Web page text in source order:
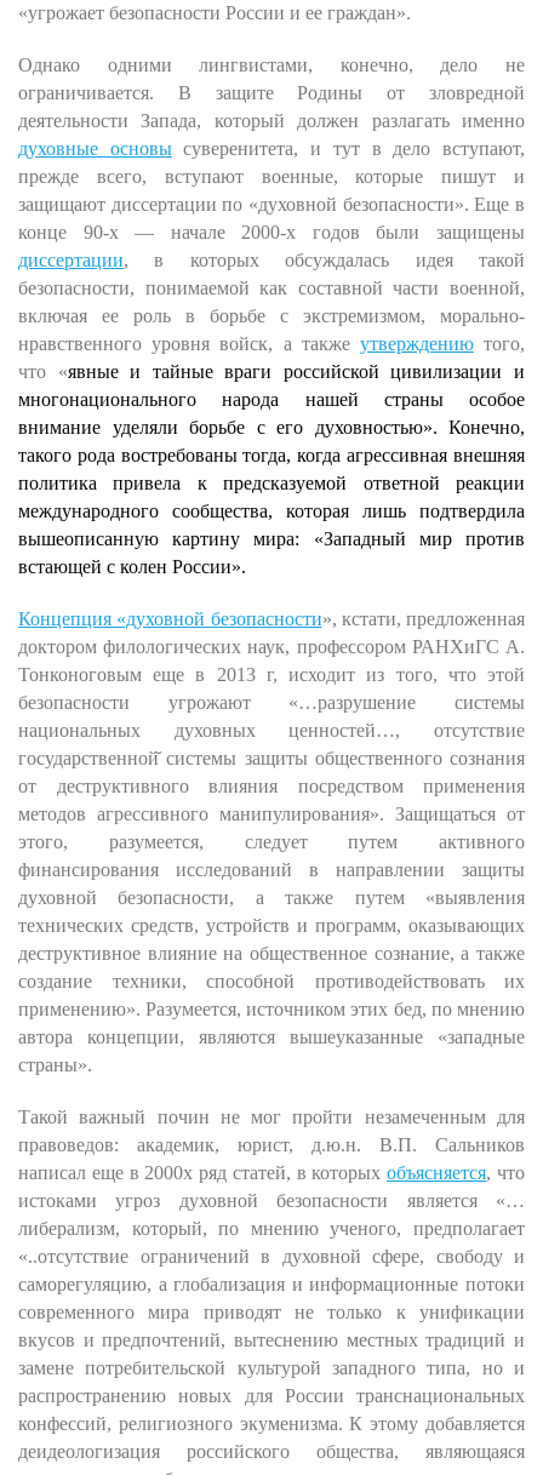
«угрожает безопасности России и ее граждан».
Однако одними лингвистами, конечно, дело не
ограничивается. В защите Родины от зловредной
деятельности Запада, который должен разлагать именно
духовные основысуверенитета, и тут в дело вступают,
прежде всего, вступают военные, которые пишут и
защищают диссертации по «духовной безопасности». Еще в
конце 90-х — начале 2000-х годов были защищены
диссертации, в которых обсуждалась идея такой
безопасности, понимаемой как составной части военной,
включая ее роль в борьбе с экстремизмом, морально-
нравственного уровня войск, а также утверждениютого,
что «явные и тайные враги российской цивилизации и
многонационального народа нашей страны особое
внимание уделяли борьбе с его духовностью». Конечно,
такого рода востребованы тогда, когда агрессивная внешняя
политика привела к предсказуемой ответной реакции
международного сообщества, которая лишь подтвердила
вышеописанную картину мира: «Западный мир против
встающей с колен России».
Концепция «духовной безопасности», кстати, предложенная
доктором филологических наук, профессором РАНХиГС А.
Тонконоговым еще в 2013 г, исходит из того, что этой
безопасности угрожают «…разрушение системы
национальных духовных ценностей…, отсутствие
государственной̆ системы защиты общественного сознания
от деструктивного влияния посредством применения
методов агрессивного манипулирования». Защищаться от
этого, разумеется, следует путем активного
финансирования исследований в направлении защиты
духовной безопасности, а также путем «выявления
технических средств, устройств и программ, оказывающих
деструктивное влияние на общественное сознание, а также
создание техники, способной противодействовать их
применению». Разумеется, источником этих бед, по мнению
автора концепции, являются вышеуказанные «западные
страны».
Такой важный почин не мог пройти незамеченным для
правоведов: академик, юрист, д.ю.н. В.П. Сальников
написал еще в 2000х ряд статей, в которыхобъясняется, что
истоками угроз духовной безопасности является «…
либерализм, который, по мнению ученого, предполагает
«..отсутствие ограничений в духовной сфере, свободу и
саморегуляцию, а глобализация и информационные потоки
современного мира приводят не только к унификации
вкусов и предпочтений, вытеснению местных традиций и
замене потребительской культурой западного типа, но и
распространению новых для России транснациональных
конфессий, религиозного экуменизма. К этому добавляется
деидеологизация российского общества, являющаяся